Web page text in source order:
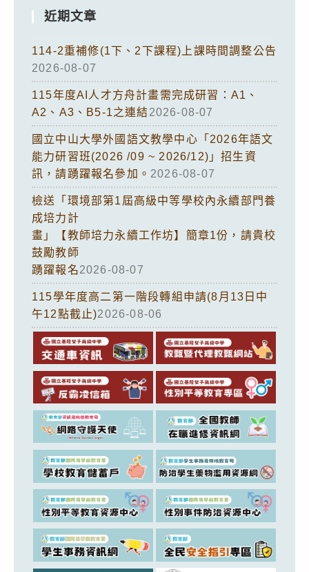
近期文章
114-2重補修(1下、2下課程)上課時間調整公告
2026-08-07
115年度AI人才方舟計畫需完成研習：A1、
A2、A3、B5-1之連結2026-08-07
國立中山大學外國語文教學中心「2026年語文
能力研習班(2026 /09 ~ 2026/12)」招生資
訊，請踴躍報名參加。 2026-08-07
檢送「環境部第1屆高級中等學校內永續部門養
成培力計
畫」【教師培力永續工作坊】簡章1份，請貴校
鼓勵教師
踴躍報名2026-08-07
115學年度高二第一階段轉組申請(8月13日中
午12點截止)2026-08-06